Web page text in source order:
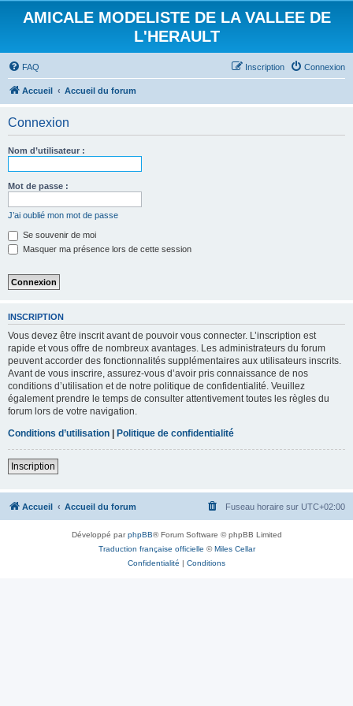
AMICALE MODELISTE DE LA VALLEE DE
L'HERAULT
FAQ Connexion
Inscription
Accueil Accueil du forum
Connexion
Nom d’utilisateur :
Mot de passe :
J’ai oublié mon mot de passe
Se souvenir de moi
Masquer ma présence lors de cette session
INSCRIPTION
Vous devez être inscrit avant de pouvoir vous connecter. L’inscription est
rapide et vous offre de nombreux avantages. Les administrateurs du forum
peuvent accorder des fonctionnalités supplémentaires aux utilisateurs inscrits.
Avant de vous inscrire, assurez-vous d’avoir pris connaissance de nos
conditions d’utilisation et de notre politique de confidentialité. Veuillez
également prendre le temps de consulter attentivement toutes les règles du
forum lors de votre navigation.
Conditions d’utilisation | Politique de confidentialité
Inscription
Accueil Accueil du forum Fuseau horaire sur UTC+02:00
Développé parphpBB® Forum Software © phpBB Limited
Traduction française officielle ©Miles Cellar
Confidentialité | Conditions